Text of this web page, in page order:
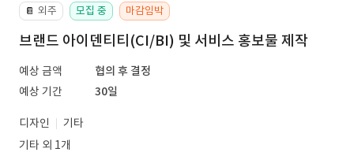
📔 외주 모집 중 마감임박
브랜드 아이덴티티(CI/BI) 및 서비스 홍보물 제작
예상 금액
협의 후 결정
예상 기간
30일
디자인
기타
기타 외 1개